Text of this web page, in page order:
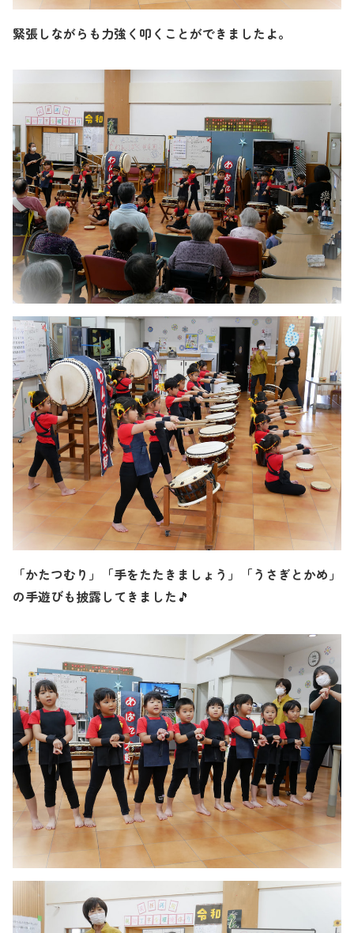
緊張しながらも力強く叩くことができましたよ。
「かたつむり」「手をたたきましょう」「うさぎとかめ」
の手遊びも披露してきました 🎵